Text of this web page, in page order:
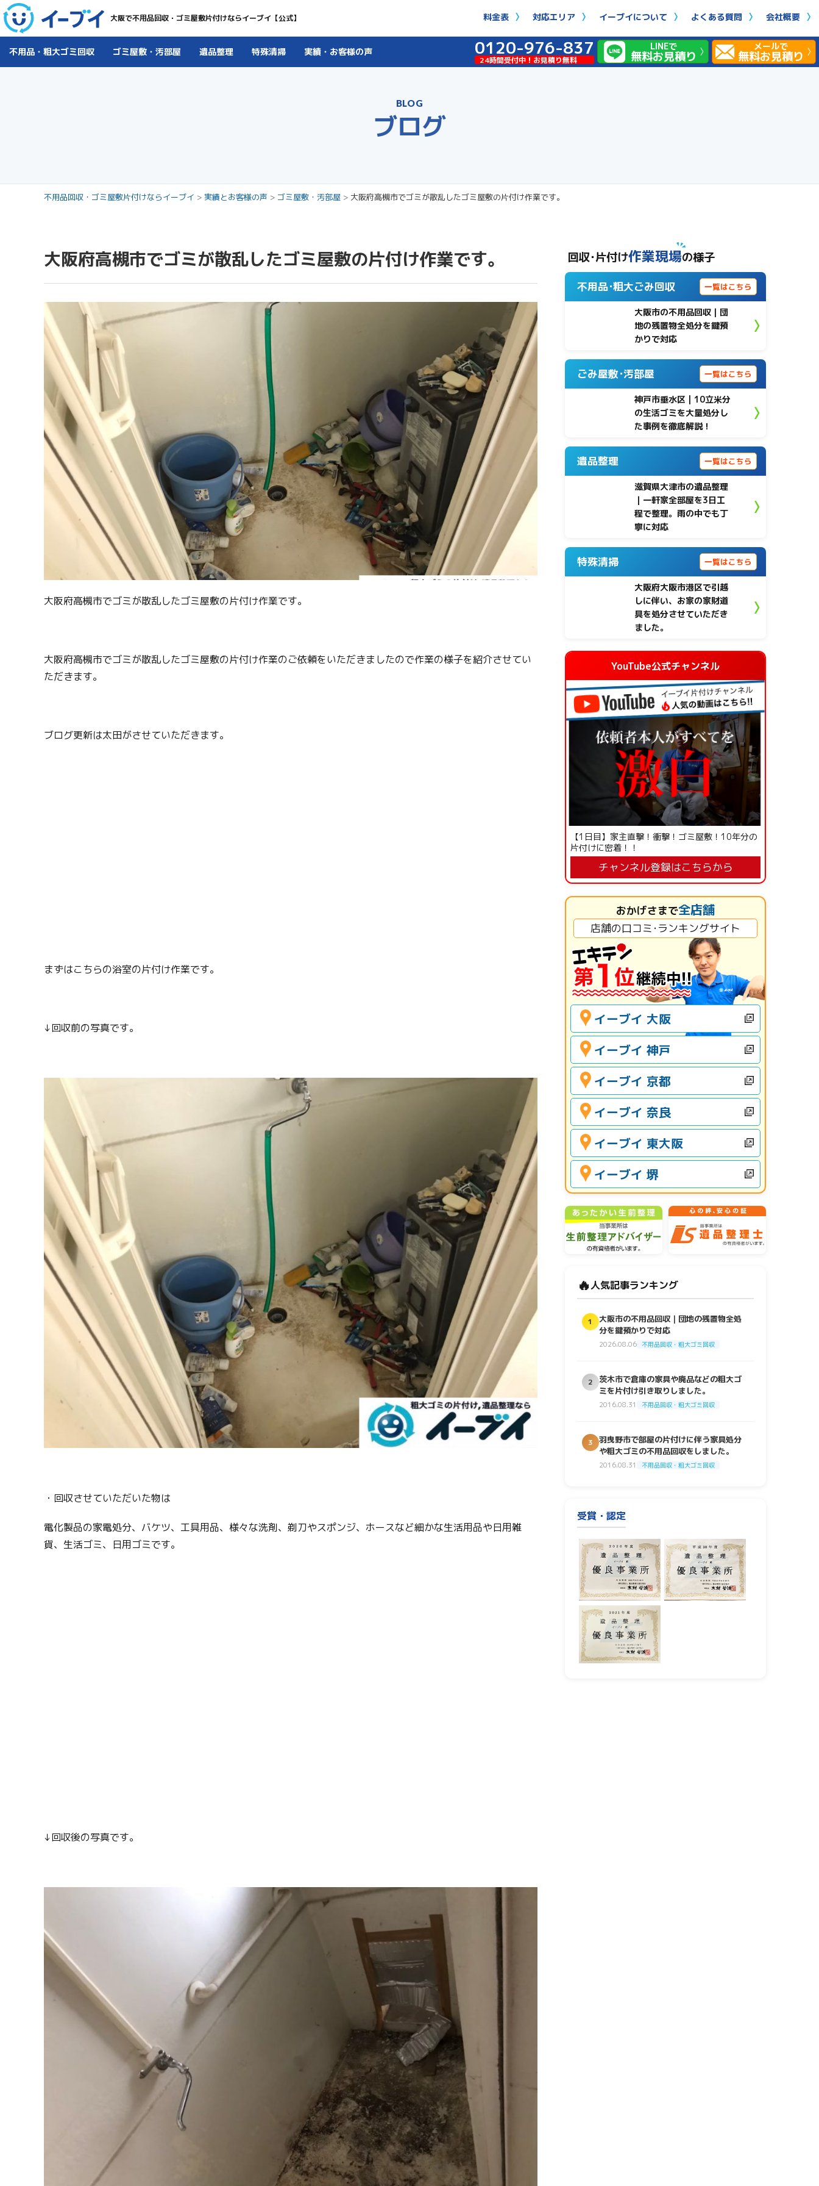
大阪で不用品回収・ゴミ屋敷片付けならイーブイ【公式】 料金表 対応エリア イーブイについて よくある質問 会社概要
不用品・粗大ゴミ回収 ゴミ屋敷・汚部屋 遺品整理 特殊清掃 実績・お客様の声 0120-976-837
24時間受付中！お見積り無料
LINEで
無料お見積り
メールで
無料お見積り
BLOG
ブログ
不用品回収・ゴミ屋敷片付けならイーブイ > 実績とお客様の声 > ゴミ屋敷・汚部屋 > 大阪府高槻市でゴミが散乱したゴミ屋敷の片付け作業です。
大阪府高槻市でゴミが散乱したゴミ屋敷の片付け作業です。
大阪府高槻市でゴミが散乱したゴミ屋敷の片付け作業です。
大阪府高槻市でゴミが散乱したゴミ屋敷の片付け作業のご依頼をいただきましたので作業の様子を紹介させてい
ただきます。
ブログ更新は太田がさせていただきます。
まずはこちらの浴室の片付け作業です。
↓回収前の写真です。
・回収させていただいた物は
電化製品の家電処分、バケツ、工具用品、様々な洗剤、剃刀やスポンジ、ホースなど細かな生活用品や日用雑
貨、生活ゴミ、日用ゴミです。
↓回収後の写真です。
回収･片付け作業現場の様子
不用品･粗大ごみ回収 一覧はこちら
大阪市の不用品回収｜団
地の残置物全処分を鍵預
かりで対応
ごみ屋敷･汚部屋 一覧はこちら
神戸市垂水区 | 10立米分
の生活ゴミを大量処分し
た事例を徹底解説！
遺品整理 一覧はこちら
滋賀県大津市の遺品整理
｜一軒家全部屋を3日工
程で整理。雨の中でも丁
寧に対応
特殊清掃 一覧はこちら
大阪府大阪市港区で引越
しに伴い、お家の家財道
具を処分させていただき
ました。
YouTube公式チャンネル
【1日目】家主直撃！衝撃！ゴミ屋敷！10年分の
片付けに密着！！
チャンネル登録はこちらから
おかげさまで全店舗
店舗の口コミ･ランキングサイト
イーブイ 大阪
イーブイ 神戸
イーブイ 京都
イーブイ 奈良
イーブイ 東大阪
イーブイ 堺
🔥人気記事ランキング
1
大阪市の不用品回収｜団地の残置物全処
分を鍵預かりで対応
2026.08.06 不用品回収・粗大ゴミ回収
2
茨木市で倉庫の家具や廃品などの粗大ゴ
ミを片付け引き取りしました。
2016.08.31 不用品回収・粗大ゴミ回収
3
羽曳野市で部屋の片付けに伴う家具処分
や粗大ゴミの不用品回収をしました。
2016.08.31 不用品回収・粗大ゴミ回収
受賞・認定